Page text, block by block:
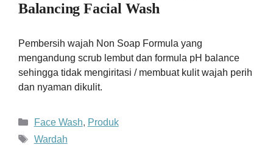
Balancing Facial Wash
Pembersih wajah Non Soap Formula yang
mengandung scrub lembut dan formula pH balance
sehingga tidak mengiritasi / membuat kulit wajah perih
dan nyaman dikulit.
Kategori
Face Wash, Produk
Tag
Wardah